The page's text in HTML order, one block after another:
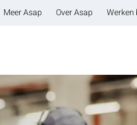
Meer Asap Over Asap Werken